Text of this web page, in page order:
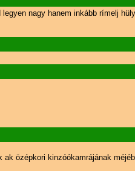
nagy hanem inkább rímelj
özépkori kinzóókamrájának